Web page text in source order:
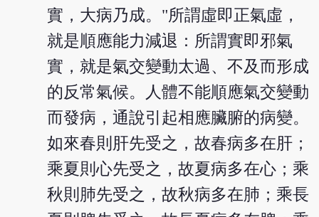
實，大病乃成。"所謂虛即正氣虛，
就是順應能力減退：所謂實即邪氣
實，就是氣交變動太過、不及而形成
的反常氣候。人體不能順應氣交變動
而發病，通說引起相應臟腑的病變。
如來春則肝先受之，故春病多在肝；
乘夏則心先受之，故夏病多在心；乘
秋則肺先受之，故秋病多在肺；乘長